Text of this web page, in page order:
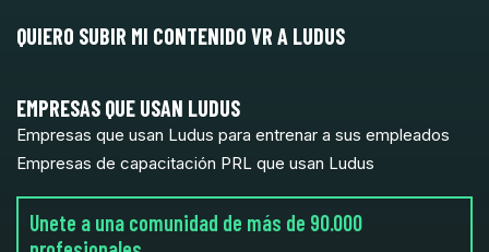
QUIERO SUBIR MI CONTENIDO VR A LUDUS
EMPRESAS QUE USAN LUDUS
Empresas que usan Ludus para entrenar a sus empleados
Empresas de capacitación PRL que usan Ludus
Unete a una comunidad de más de 90.000